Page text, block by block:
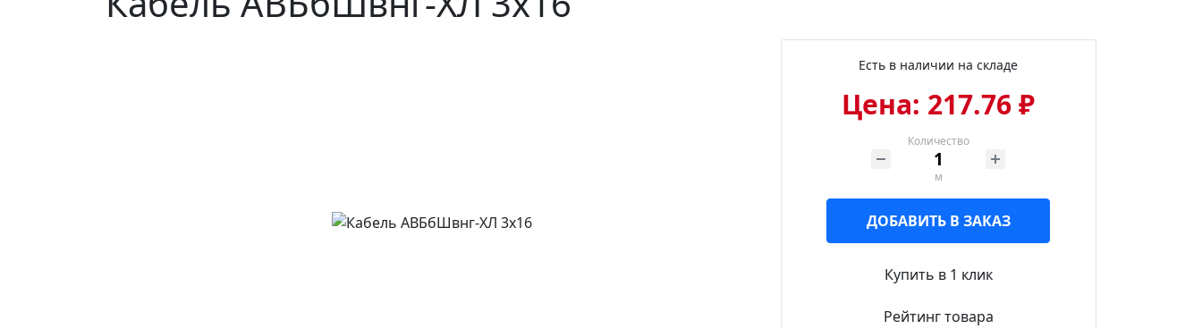
Есть в наличии на складе
Цена: 217.76 ₽
Количество
м
ДОБАВИТЬ В ЗАКАЗ
Купить в 1 клик
Рейтинг товара